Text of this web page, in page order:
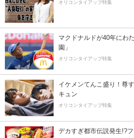
オリコンタイアップ特集
マクドナルドが40年にわ
園」
オリコンタイアップ特集
イケメンてんこ盛り！尊
キュン
オリコンタイアップ特集
デカすぎ都市伝説発生!?